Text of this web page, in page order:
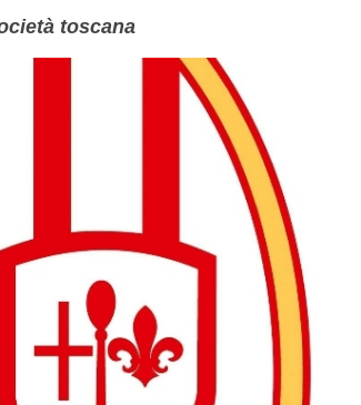
toscana